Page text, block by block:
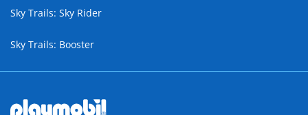
Sky Trails: Sky Rider
Sky Trails: Booster